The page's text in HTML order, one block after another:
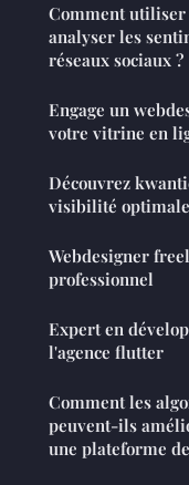
Comment utiliser
analyser les
réseaux sociaux ?
Engage un
votre vitrine en
Découvrez
visibilité optimale
Webdesigner
professionnel
Expert en
l'agence flutter
Comment les
peuvent-ils
une plateforme